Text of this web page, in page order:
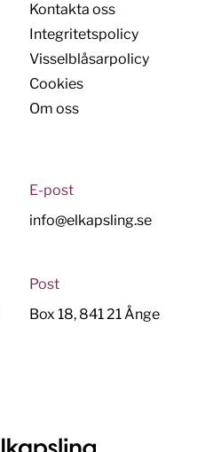
Kontakta oss
Integritetspolicy
Visselblåsarpolicy
Cookies
Om oss
E-post
info@elkapsling.se
Post
Box 18, 841 21 Ånge